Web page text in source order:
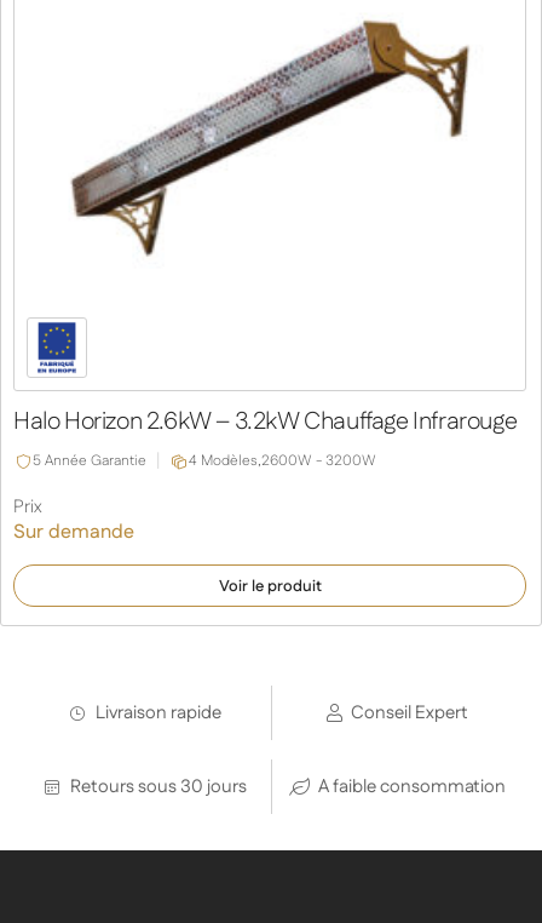
Halo Horizon 2.6kW – 3.2kW Chauffage Infrarouge
5 Année Garantie 4 Modèles,2600W - 3200W
Prix
Sur demande
Voir le produit
Livraison rapide Conseil Expert
Retours sous 30 jours A faible consommation